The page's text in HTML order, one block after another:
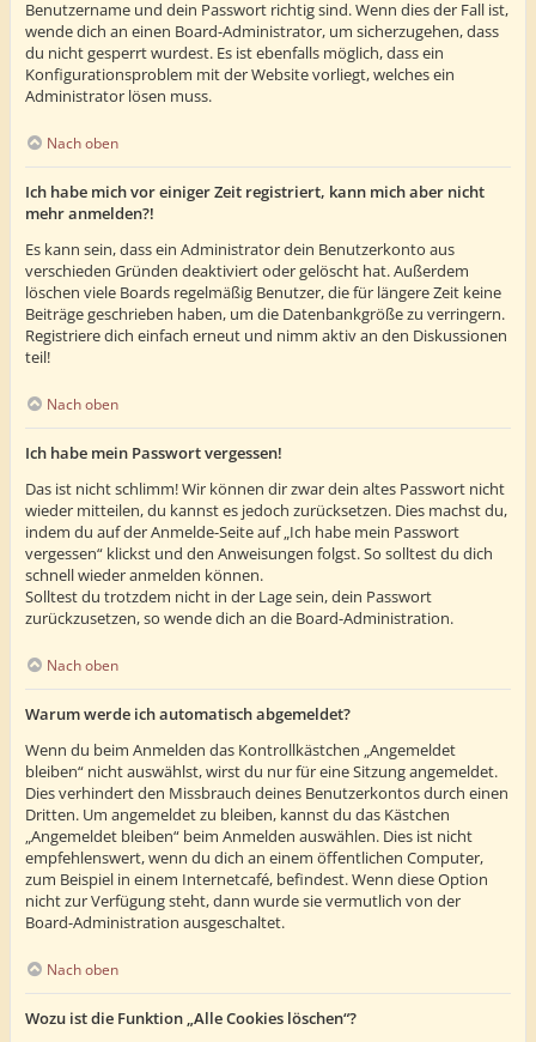
Benutzername und dein Passwort richtig sind. Wenn dies der Fall ist,
wende dich an einen Board-Administrator, um sicherzugehen, dass
du nicht gesperrt wurdest. Es ist ebenfalls möglich, dass ein
Konfigurationsproblem mit der Website vorliegt, welches ein
Administrator lösen muss.
Nach oben
Ich habe mich vor einiger Zeit registriert, kann mich aber nicht
mehr anmelden?!
Es kann sein, dass ein Administrator dein Benutzerkonto aus
verschieden Gründen deaktiviert oder gelöscht hat. Außerdem
löschen viele Boards regelmäßig Benutzer, die für längere Zeit keine
Beiträge geschrieben haben, um die Datenbankgröße zu verringern.
Registriere dich einfach erneut und nimm aktiv an den Diskussionen
teil!
Nach oben
Ich habe mein Passwort vergessen!
Das ist nicht schlimm! Wir können dir zwar dein altes Passwort nicht
wieder mitteilen, du kannst es jedoch zurücksetzen. Dies machst du,
indem du auf der Anmelde-Seite auf „Ich habe mein Passwort
vergessen“ klickst und den Anweisungen folgst. So solltest du dich
schnell wieder anmelden können.
Solltest du trotzdem nicht in der Lage sein, dein Passwort
zurückzusetzen, so wende dich an die Board-Administration.
Nach oben
Warum werde ich automatisch abgemeldet?
Wenn du beim Anmelden das Kontrollkästchen „Angemeldet
bleiben“ nicht auswählst, wirst du nur für eine Sitzung angemeldet.
Dies verhindert den Missbrauch deines Benutzerkontos durch einen
Dritten. Um angemeldet zu bleiben, kannst du das Kästchen
„Angemeldet bleiben“ beim Anmelden auswählen. Dies ist nicht
empfehlenswert, wenn du dich an einem öffentlichen Computer,
zum Beispiel in einem Internetcafé, befindest. Wenn diese Option
nicht zur Verfügung steht, dann wurde sie vermutlich von der
Board-Administration ausgeschaltet.
Nach oben
Wozu ist die Funktion „Alle Cookies löschen“?